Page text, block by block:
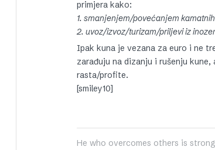
primjera kako:
1. smanjenjem/povećanjem
2. uvoz/izvoz/turizam/priljevi iz
Ipak kuna je vezana za euro i ne
zarađuju na dizanju i rušenju
rasta/profite.
[smiley10]
He who overcomes others is